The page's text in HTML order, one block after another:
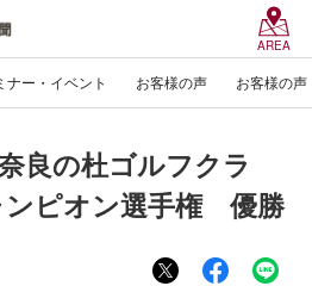
AREA
ナー・イベント お客様の声 お客様の声
良の杜ゴルフクラ
ピオン選手権 優勝